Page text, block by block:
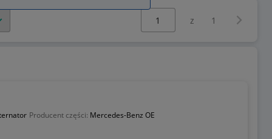
Wybierz stronę:
z 1
Producent części: Mercedes-Benz OE